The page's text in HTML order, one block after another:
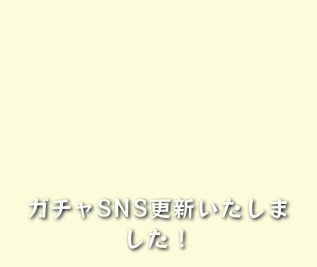
ガチャSNS更新いたしま
した！